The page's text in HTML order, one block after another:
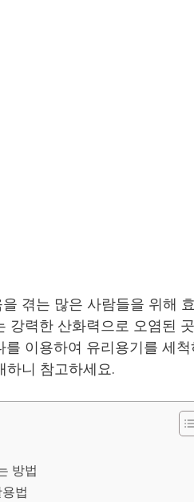
겪는 많은 사람들을 위해
강력한 산화력으로 오염된
이용하여 유리용기를 세
하니 참고하세요.
방법
법